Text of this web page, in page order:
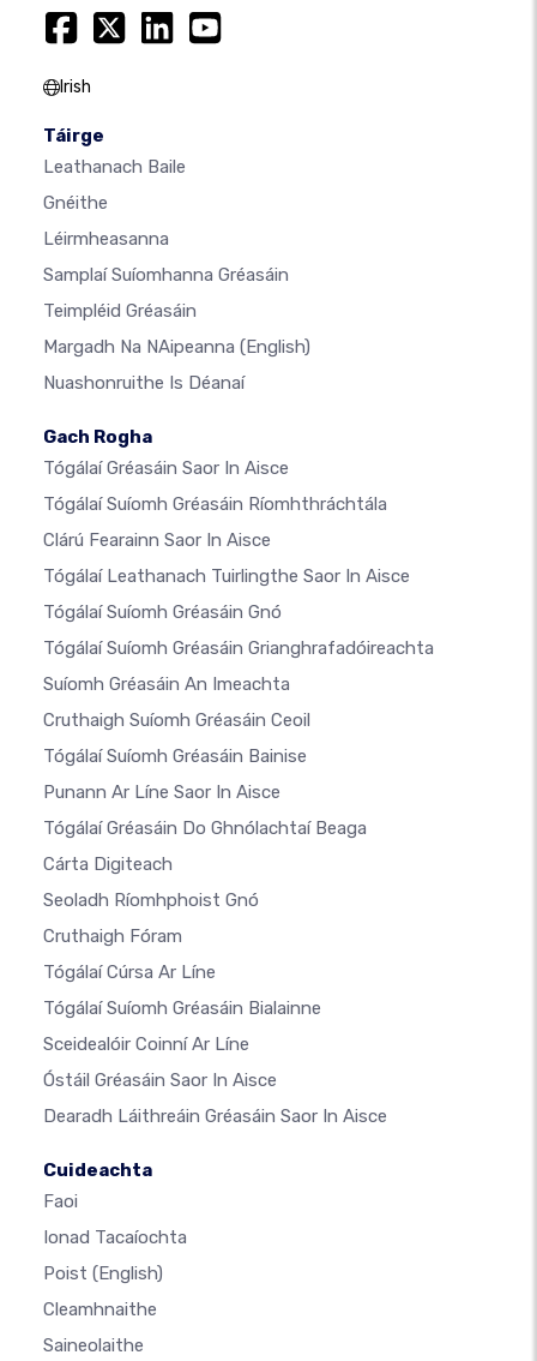
Irish
Táirge
Leathanach Baile
Gnéithe
Léirmheasanna
Samplaí Suíomhanna Gréasáin
Teimpléid Gréasáin
Margadh Na NAipeanna (English)
Nuashonruithe Is Déanaí
Gach Rogha
Tógálaí Gréasáin Saor In Aisce
Tógálaí Suíomh Gréasáin Ríomhthráchtála
Clárú Fearainn Saor In Aisce
Tógálaí Leathanach Tuirlingthe Saor In Aisce
Tógálaí Suíomh Gréasáin Gnó
Tógálaí Suíomh Gréasáin Grianghrafadóireachta
Suíomh Gréasáin An Imeachta
Cruthaigh Suíomh Gréasáin Ceoil
Tógálaí Suíomh Gréasáin Bainise
Punann Ar Líne Saor In Aisce
Tógálaí Gréasáin Do Ghnólachtaí Beaga
Cárta Digiteach
Seoladh Ríomhphoist Gnó
Cruthaigh Fóram
Tógálaí Cúrsa Ar Líne
Tógálaí Suíomh Gréasáin Bialainne
Sceidealóir Coinní Ar Líne
Óstáil Gréasáin Saor In Aisce
Dearadh Láithreáin Gréasáin Saor In Aisce
Cuideachta
Faoi
Ionad Tacaíochta
Poist (English)
Cleamhnaithe
Saineolaithe